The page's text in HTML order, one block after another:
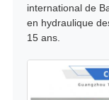
international de
en hydraulique
15 ans.